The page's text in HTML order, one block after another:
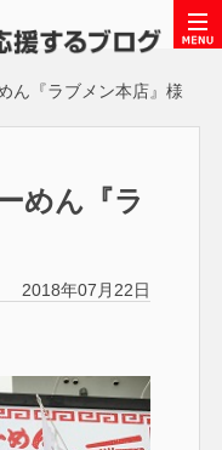
ん『ラブメン本店』様
めん『ラ
2018年07月22日